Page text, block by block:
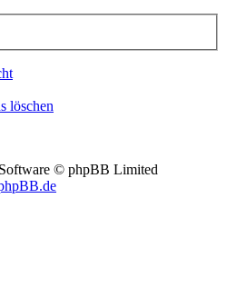
löschen
© phpBB Limited